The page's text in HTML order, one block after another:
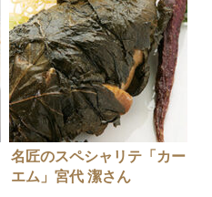
名匠のスペシャリテ「カー
エム」宮代 潔さん